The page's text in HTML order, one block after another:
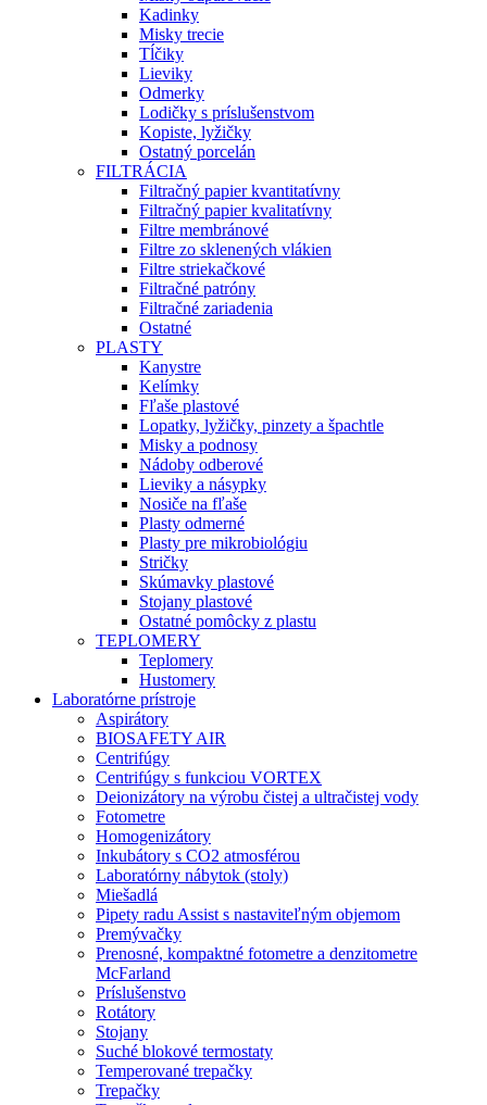
Kadinky
Misky trecie
Tĺčiky
Lieviky
Odmerky
Lodičky s príslušenstvom
Kopiste, lyžičky
Ostatný porcelán
FILTRÁCIA
Filtračný papier kvantitatívny
Filtračný papier kvalitatívny
Filtre membránové
Filtre zo sklenených vlákien
Filtre striekačkové
Filtračné patróny
Filtračné zariadenia
Ostatné
PLASTY
Kanystre
Kelímky
Fľaše plastové
Lopatky, lyžičky, pinzety a špachtle
Misky a podnosy
Nádoby odberové
Lieviky a násypky
Nosiče na fľaše
Plasty odmerné
Plasty pre mikrobiológiu
Stričky
Skúmavky plastové
Stojany plastové
Ostatné pomôcky z plastu
TEPLOMERY
Teplomery
Hustomery
Laboratórne prístroje
Aspirátory
BIOSAFETY AIR
Centrifúgy
Centrifúgy s funkciou VORTEX
Deionizátory na výrobu čistej a ultračistej vody
Fotometre
Homogenizátory
Inkubátory s CO2 atmosférou
Laboratórny nábytok (stoly)
Miešadlá
Pipety radu Assist s nastaviteľným objemom
Premývačky
Prenosné, kompaktné fotometre a denzitometre
McFarland
Príslušenstvo
Rotátory
Stojany
Suché blokové termostaty
Temperované trepačky
Trepačky